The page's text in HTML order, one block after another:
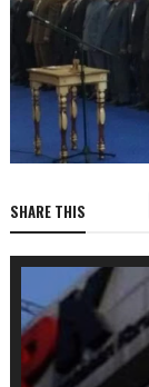
SHARE THIS